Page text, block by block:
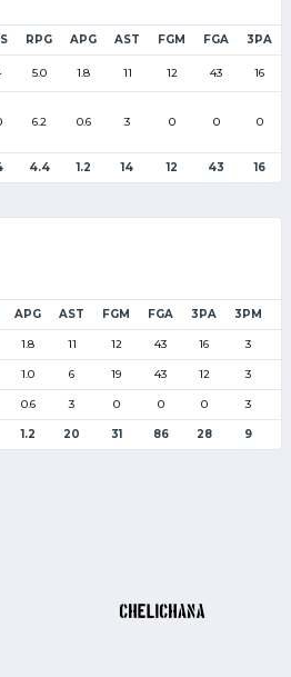
RPG APG AST FGM FGA 3PA
5.0 1.8 11 12 43 16
6.2 0.6 3 0 0 0
4.4 1.2 14 12 43 16
APG AST FGM FGA 3PA 3PM
1.8 11 12 43 16 3
1.0 6 19 43 12 3
0.6 3 0 0 0 3
1.2 20 31 86 28 9